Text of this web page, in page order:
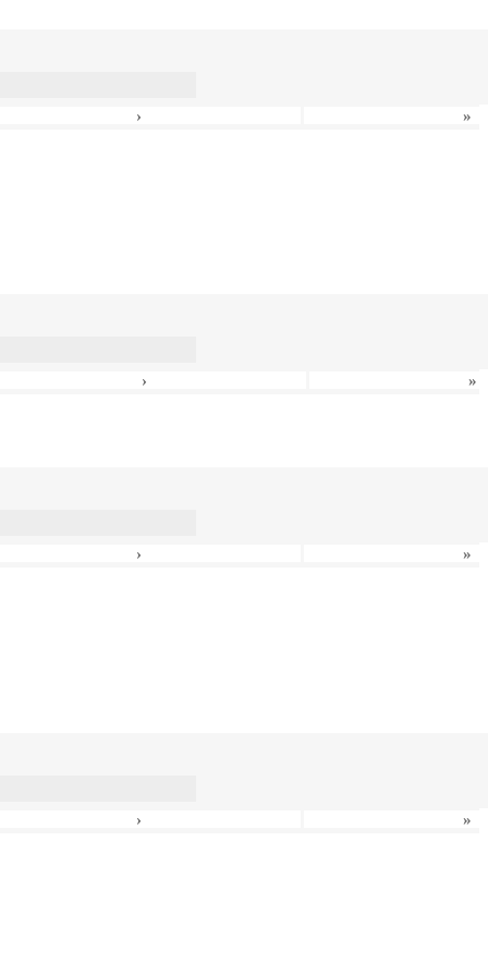
› »
› »
› »
› »